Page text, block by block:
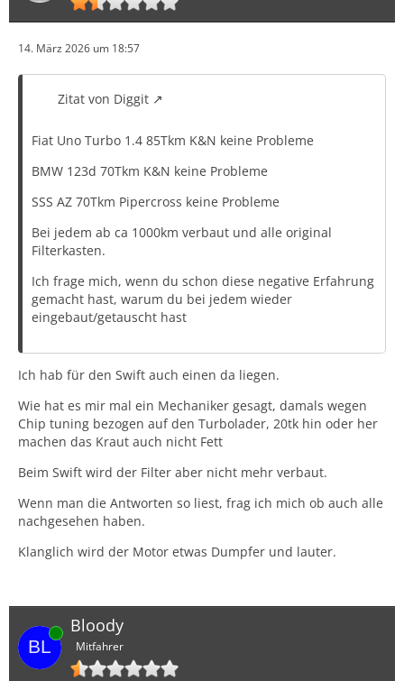
14. März 2026 um 18:57
Zitat von Diggit
Fiat Uno Turbo 1.4 85Tkm K&N keine Probleme
BMW 123d 70Tkm K&N keine Probleme
SSS AZ 70Tkm Pipercross keine Probleme
Bei jedem ab ca 1000km verbaut und alle original
Filterkasten.
Ich frage mich, wenn du schon diese negative Erfahrung
gemacht hast, warum du bei jedem wieder
eingebaut/getauscht hast
Ich hab für den Swift auch einen da liegen.
Wie hat es mir mal ein Mechaniker gesagt, damals wegen
Chip tuning bezogen auf den Turbolader, 20tk hin oder her
machen das Kraut auch nicht Fett
Beim Swift wird der Filter aber nicht mehr verbaut.
Wenn man die Antworten so liest, frag ich mich ob auch alle
nachgesehen haben.
Klanglich wird der Motor etwas Dumpfer und lauter.
Online Bloody
Mitfahrer